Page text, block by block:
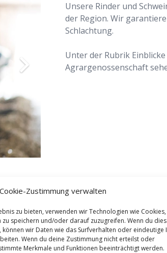
Cookie-Zustimmung verwalten
zu bieten, verwenden wir Technologien wie Cookies,
speichern und/oder darauf zuzugreifen. Wenn du
wir Daten wie das Surfverhalten oder eindeutige
Wenn du deine Zustimmung nicht erteilst oder
Merkmale und Funktionen beeinträchtigt werden.
Unsere Rinder und
der Region. Wir
Schlachtung.
Unter der Rubrik
Agrargenossenschaft
Einblicke